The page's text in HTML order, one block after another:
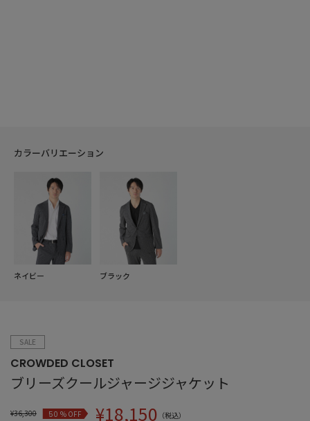
カラーバリエーション
ネイビー ブラック
SALE
CROWDED CLOSET
ブリーズクールジャージジャケット
¥36,300 50% OFF ¥18,150 （税込）